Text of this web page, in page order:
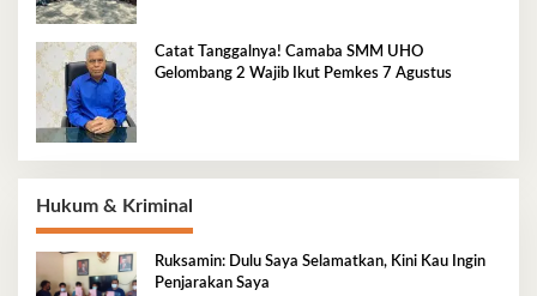
Catat Tanggalnya! Camaba SMM UHO
Gelombang 2 Wajib Ikut Pemkes 7 Agustus
Hukum & Kriminal
Ruksamin: Dulu Saya Selamatkan, Kini Kau Ingin
Penjarakan Saya